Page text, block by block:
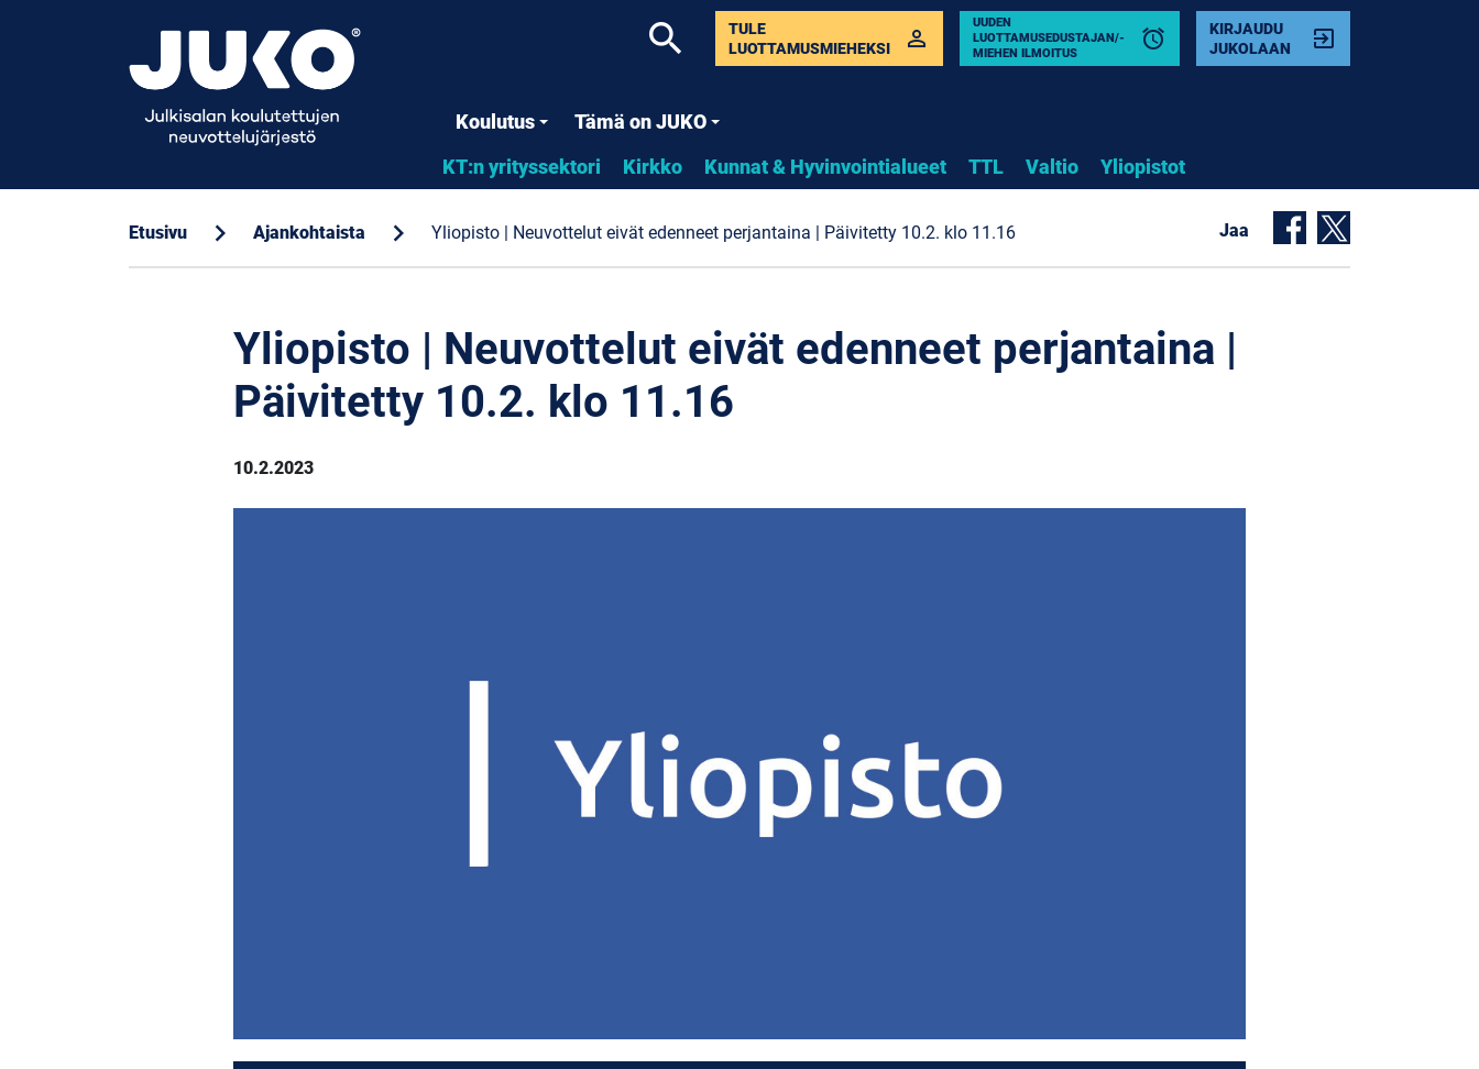
Koulutus
Tämä on JUKO
KT:n yrityssektori
Kirkko Kunnat & Hyvinvointialueet TTL Valtio Yliopistot
TULE
LUOTTAMUSMIEHEKSI
perm_identity
UUDEN
LUOTTAMUSEDUSTAJAN/-
MIEHEN ILMOITUS
alarm
KIRJAUDU
JUKOLAAN
exit_to_app
search
Etusivu chevron_right Ajankohtaista chevron_right Yliopisto | Neuvottelut eivät edenneet perjantaina | Päivitetty 10.2. klo 11.16 Jaa
Yliopisto | Neuvottelut eivät edenneet perjantaina |
Päivitetty 10.2. klo 11.16
10.2.2023